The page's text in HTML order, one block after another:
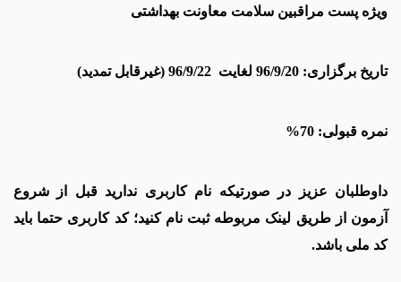
ویژه پست مراقبین سلامت معاونت بهداشتی
تاریخ برگزاری: 96/9/20 لغایت 96/9/22 (غیرقابل تمدید)
نمره قبولی: 70%
داوطلبان عزیز در صورتیکه نام کاربری ندارید قبل از شروع
آزمون از طریق لینک مربوطه ثبت نام کنید؛ کد کاربری حتما باید
کد ملی باشد.